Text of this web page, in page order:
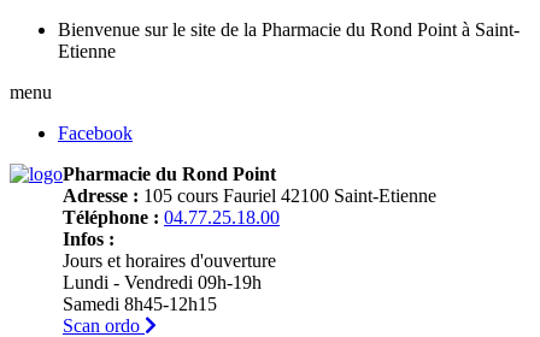
Bienvenue sur le site de la Pharmacie du Rond Point à Saint-
Etienne
menu
Facebook
Pharmacie du Rond Point
Adresse : 105 cours Fauriel 42100 Saint-Etienne
Téléphone : 04.77.25.18.00
Infos :
Jours et horaires d'ouverture
Lundi - Vendredi 09h-19h
Samedi 8h45-12h15
Scan ordo